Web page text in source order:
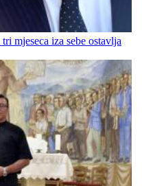
mjeseca iza sebe ostavlja